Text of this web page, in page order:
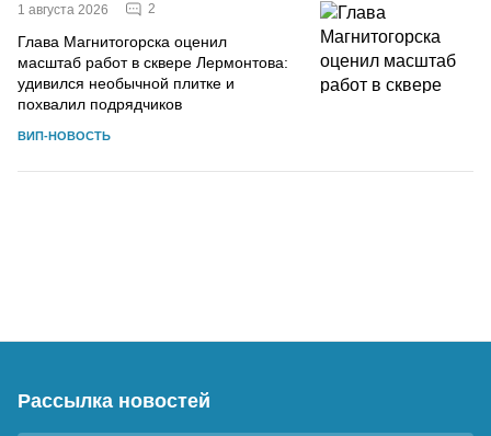
1 августа 2026 2
Глава Магнитогорска оценил
масштаб работ в сквере Лермонтова:
удивился необычной плитке и
похвалил подрядчиков
ВИП-НОВОСТЬ
Рассылка новостей